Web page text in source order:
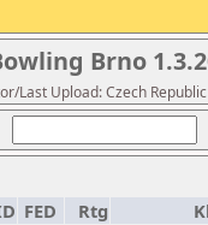
Brno
Last Upload: Czech
FED Rtg